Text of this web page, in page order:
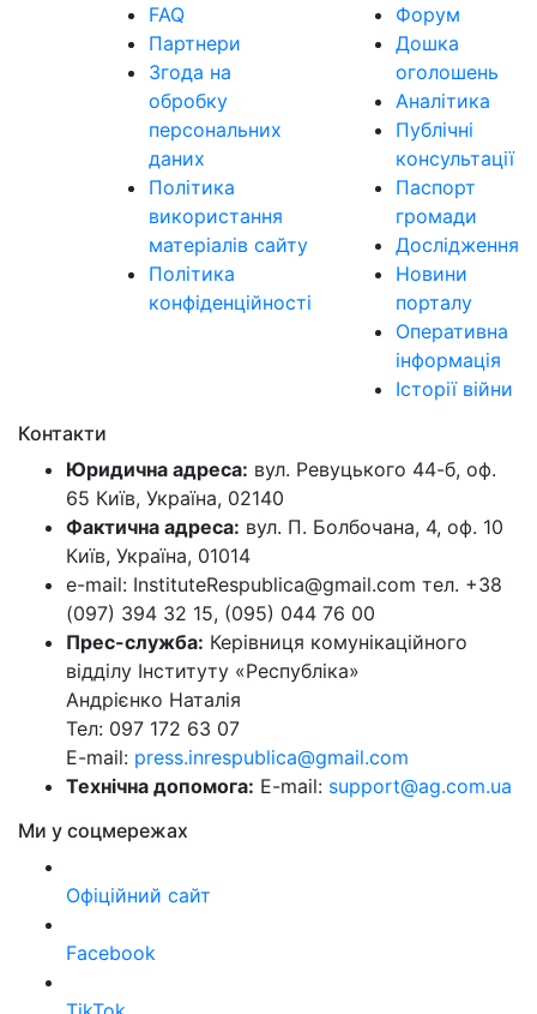
FAQ
Партнери
Згода на
обробку
персональних
даних
Політика
використання
матеріалів сайту
Політика
конфіденційності
Форум
Дошка
оголошень
Аналітика
Публічні
консультації
Паспорт
громади
Дослідження
Новини
порталу
Оперативна
інформація
Історії війни
Контакти
Юридична адреса: вул. Ревуцького 44-б, оф.
65 Київ, Україна, 02140
Фактична адреса: вул. П. Болбочана, 4, оф. 10
Київ, Україна, 01014
e-mail: InstituteRespublica@gmail.com тел. +38
(097) 394 32 15, (095) 044 76 00
Прес-служба: Керівниця комунікаційного
відділу Інституту «Республіка»
Андрієнко Наталія
Тел: 097 172 63 07
E-mail: press.inrespublica@gmail.com
Технічна допомога: E-mail: support@ag.com.ua
Ми у соцмережах
Офіційний сайт
Facebook